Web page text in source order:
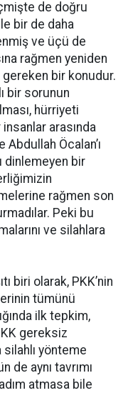
de doğru
bir de daha
ve üçü de
rağmen yeniden
bir konudur.
bir sorunun
hürriyeti
arasında
Öcalan’ı
dinlemeyen bir
rağmen son
Peki bu
ve silahlara
biri olarak, PKK’nin
tümünü
ilk tepkim,
gereksiz
yönteme
de aynı tavrımı
atmasa bile